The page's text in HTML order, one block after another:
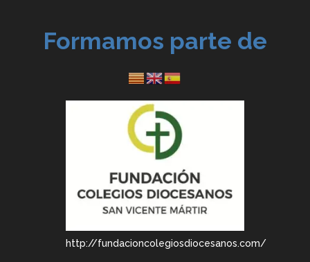
Formamos parte de
http://fundacioncolegiosdiocesanos.com/